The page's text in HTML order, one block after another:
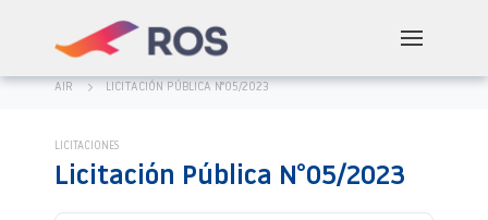
AIR LICITACIÓN PÚBLICA N°05/2023
LICITACIONES
Licitación Pública N°05/2023